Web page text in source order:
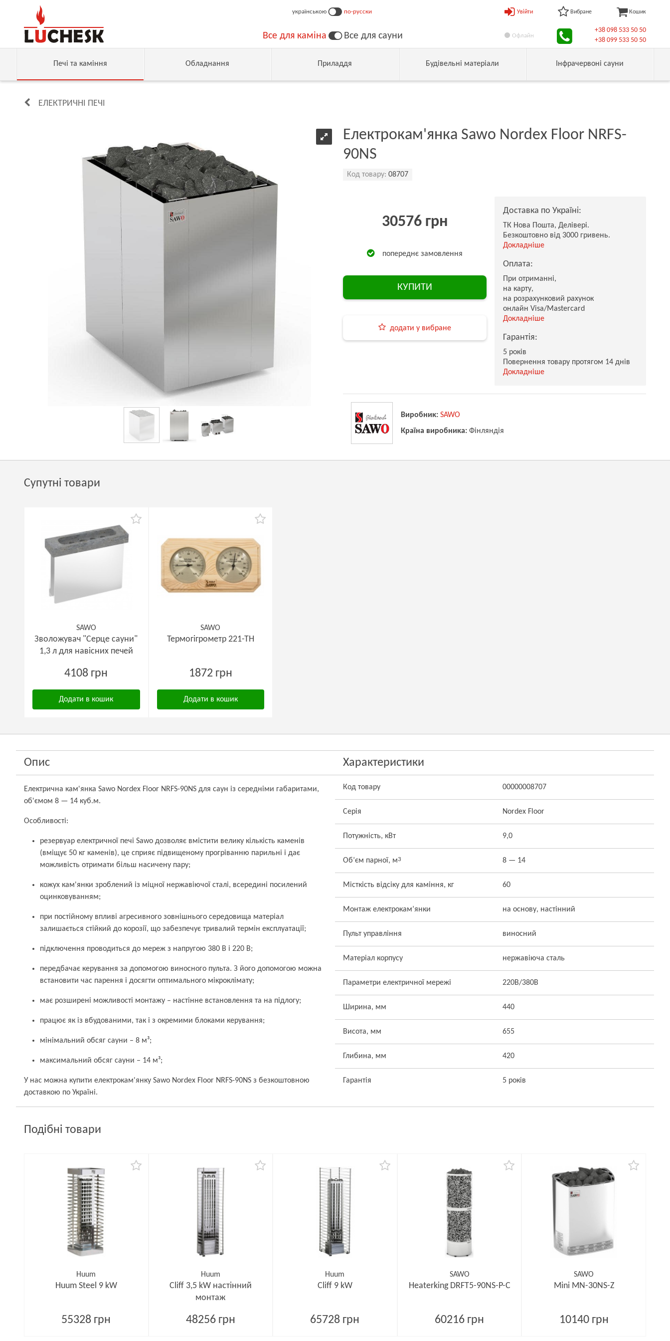
українською по-русски
Все для каміна Все для сауни
Увійти Вибране Кошик
Офлайн
+38 098 533 50 50
+38 099 533 50 50
Печі та каміння Обладнання Приладдя Будівельні матеріали Інфрачервоні сауни
ЕЛЕКТРИЧНІ ПЕЧІ
Електрокам'янка Sawo Nordex Floor NRFS-
90NS
Код товару: 08707
30576 грн
попереднє замовлення
КУПИТИ
додати у вибране
Доставка по Україні:
ТК Нова Пошта, Делівері.
Безкоштовно від 3000 гривень.
Докладніше
Оплата:
При отриманні,
на карту,
на розрахунковий рахунок
онлайн Visa/Mastercard
Докладніше
Гарантія:
5 років
Повернення товару протягом 14 днів
Докладніше
Виробник: SAWO
Країна виробника: Фінляндія
Супутні товари
SAWO
Зволожувач "Серце сауни"
1,3 л для навісних печей
4108 грн
Додати в кошик
SAWO
Термогігрометр 221-ТН
1872 грн
Додати в кошик
Опис
Електрична кам'янка Sawo Nordex Floor NRFS-90NS для саун із середніми габаритами,
об'ємом 8 — 14 куб.м.
Особливості:
резервуар електричної печі Sawo дозволяє вмістити велику кількість каменів
(вміщує 50 кг каменів), це сприяє підвищеному прогріванню парильні і дає
можливість отримати більш насичену пару;
кожух кам'янки зроблений із міцної нержавіючої сталі, всередині посилений
оцинковуванням;
при постійному впливі агресивного зовнішнього середовища матеріал
залишається стійкий до корозії, що забезпечує тривалий термін експлуатації;
підключення проводиться до мереж з напругою 380 В і 220 В;
передбачає керування за допомогою виносного пульта. З його допомогою можна
встановити час парення і досягти оптимального мікроклімату;
має розширені можливості монтажу – настінне встановлення та на підлогу;
працює як із вбудованими, так і з окремими блоками керування;
мінімальний обсяг сауни – 8 м³;
максимальний обсяг сауни – 14 м³;
У нас можна купити електрокам'янку Sawo Nordex Floor NRFS-90NS з безкоштовною
доставкою по Україні.
Характеристики
Код товару 00000008707
Серія Nordex Floor
Потужність, кВт 9,0
Об’єм парної, м3 8 — 14
Місткість відсіку для каміння, кг 60
Монтаж електрокам’янки на основу, настінний
Пульт управління виносний
Матеріал корпусу нержавіюча сталь
Параметри електричної мережі 220В/380В
Ширина, мм 440
Висота, мм 655
Глибина, мм 420
Гарантія 5 років
Подібні товари
Huum
Huum Steel 9 kW
55328 грн
Huum
Cliff 3,5 kW настінний
монтаж
48256 грн
Huum
Cliff 9 kW
65728 грн
SAWO
Heaterking DRFT5-90NS-P-C
60216 грн
SAWO
Mini MN-30NS-Z
10140 грн